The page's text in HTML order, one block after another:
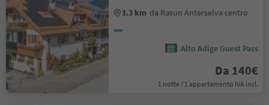
1.3 km da Rasun Anterselva centro
Alto Adige Guest Pass
Da 140€
1 notte / 1 appartamento IVA incl.